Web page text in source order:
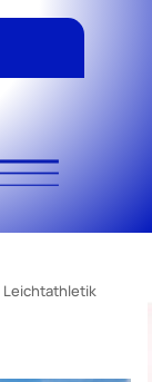
Leichtathletik